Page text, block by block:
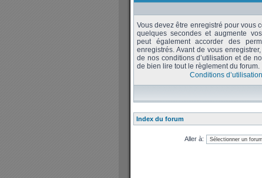
Vous devez être enregistré pour vous
quelques secondes et augmente
peut également accorder des
enregistrés. Avant de vous
de nos conditions d’utilisation et de
de bien lire tout le règlement du forum.
Conditions d’utilisation
Index du forum
Aller à: